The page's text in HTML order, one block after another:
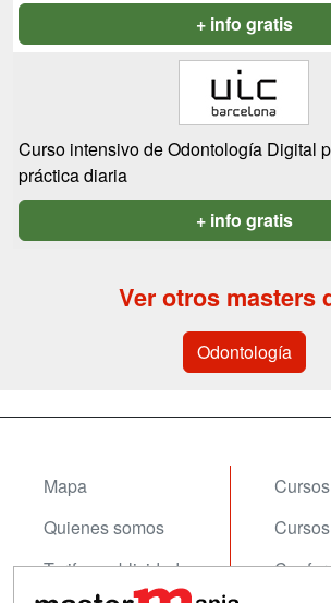
+ info gratis
Curso intensivo de Odontología Digital
práctica diaria
+ info gratis
Ver otros masters
Odontología
Mapa
Quienes somos
Tarifas publicidad